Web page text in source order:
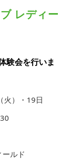
レディー
験会を行いま
火）・19日
ールド